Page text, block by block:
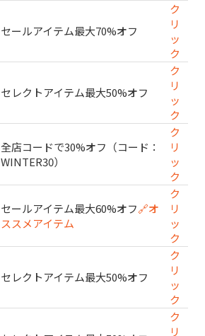
セールアイテム最大70%オフ
ク
リ
ッ
ク
セレクトアイテム最大50%オフ
ク
リ
ッ
ク
全店コードで30%オフ（コード：
WINTER30）
ク
リ
ッ
ク
セールアイテム最大60%オフ🔗オ
ススメアイテム
ク
リ
ッ
ク
セレクトアイテム最大50%オフ
ク
リ
ッ
ク
ク
リ